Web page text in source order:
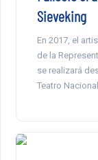
Sieveking
En 2017, el
de la
se realizará
Teatro